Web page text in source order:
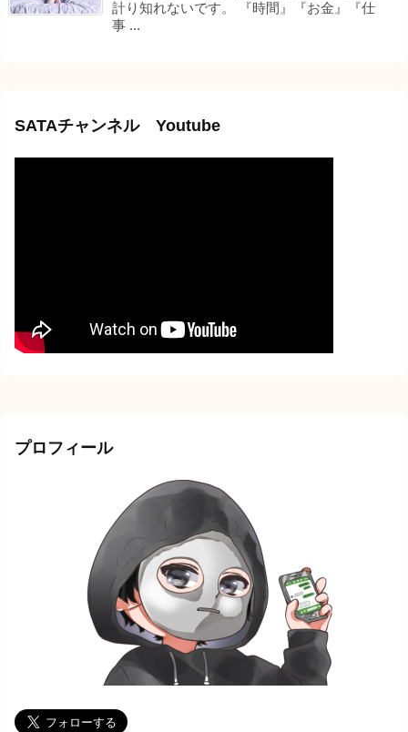
計り知れないです。 『時間』『お金』『仕
事 ...
SATAチャンネル Youtube
プロフィール